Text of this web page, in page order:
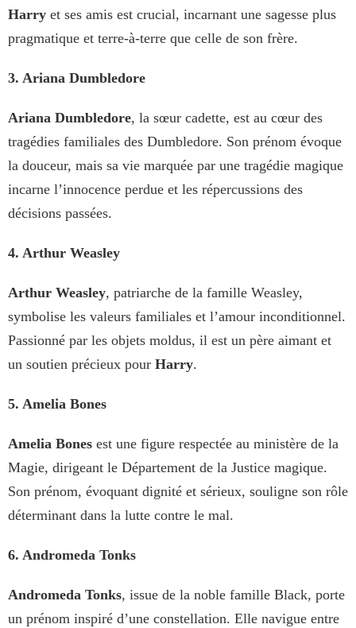
Harry et ses amis est crucial, incarnant une sagesse plus
pragmatique et terre-à-terre que celle de son frère.
3. Ariana Dumbledore
Ariana Dumbledore, la sœur cadette, est au cœur des
tragédies familiales des Dumbledore. Son prénom évoque
la douceur, mais sa vie marquée par une tragédie magique
incarne l’innocence perdue et les répercussions des
décisions passées.
4. Arthur Weasley
Arthur Weasley, patriarche de la famille Weasley,
symbolise les valeurs familiales et l’amour inconditionnel.
Passionné par les objets moldus, il est un père aimant et
un soutien précieux pour Harry.
5. Amelia Bones
Amelia Bones est une figure respectée au ministère de la
Magie, dirigeant le Département de la Justice magique.
Son prénom, évoquant dignité et sérieux, souligne son rôle
déterminant dans la lutte contre le mal.
6. Andromeda Tonks
Andromeda Tonks, issue de la noble famille Black, porte
un prénom inspiré d’une constellation. Elle navigue entre